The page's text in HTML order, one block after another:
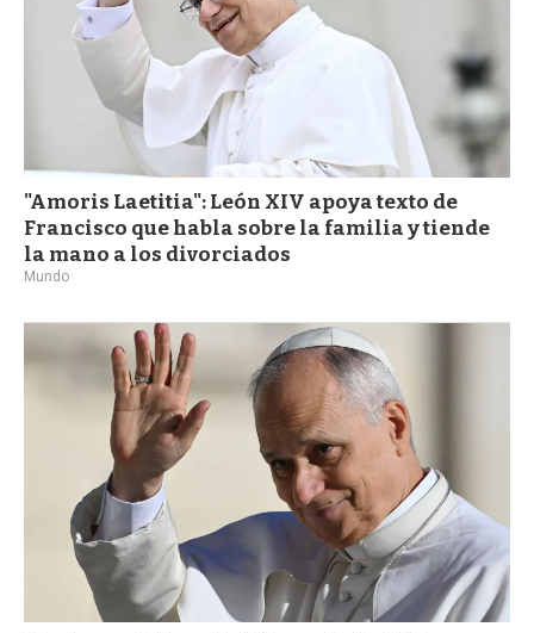
"Amoris Laetitia": León XIV apoya texto de
Francisco que habla sobre la familia y tiende
la mano a los divorciados
Mundo